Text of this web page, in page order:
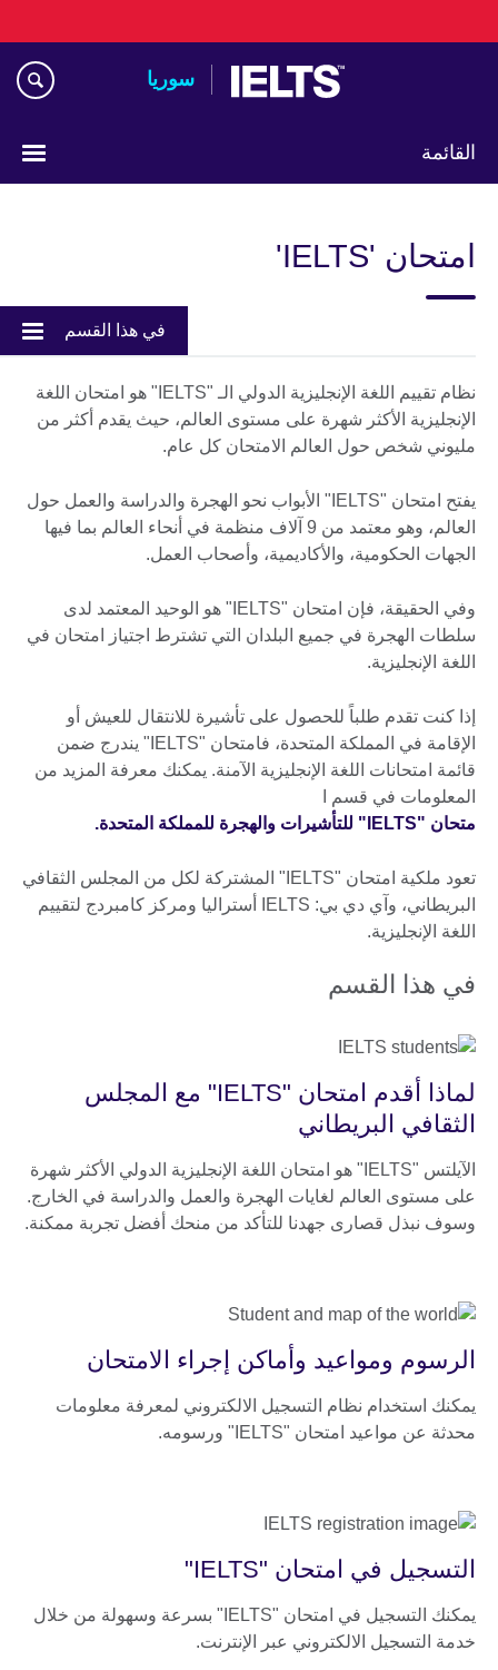
to
سوريا
القائمة
language
امتحان 'IELTS'
في هذا القسم
نظام تقييم اللغة الإنجليزية الدولي الـ "IELTS" هو امتحان اللغة
الإنجليزية الأكثر شهرة على مستوى العالم، حيث يقدم أكثر من
مليوني شخص حول العالم الامتحان كل عام.
يفتح امتحان "IELTS" الأبواب نحو الهجرة والدراسة والعمل حول
العالم، وهو معتمد من 9 آلاف منظمة في أنحاء العالم بما فيها
الجهات الحكومية، والأكاديمية، وأصحاب العمل.
وفي الحقيقة، فإن امتحان "IELTS" هو الوحيد المعتمد لدى
سلطات الهجرة في جميع البلدان التي تشترط اجتياز امتحان في
اللغة الإنجليزية.
إذا كنت تقدم طلباً للحصول على تأشيرة للانتقال للعيش أو
الإقامة في المملكة المتحدة، فامتحان "IELTS" يندرج ضمن
قائمة امتحانات اللغة الإنجليزية الآمنة. يمكنك معرفة المزيد من
المعلومات في قسم ا
متحان "IELTS" للتأشيرات والهجرة للمملكة المتحدة.
تعود ملكية امتحان "IELTS" المشتركة لكل من المجلس الثقافي
البريطاني، وآي دي بي: IELTS أستراليا ومركز كامبردج لتقييم
اللغة الإنجليزية.
في هذا القسم
لماذا أقدم امتحان "IELTS" مع المجلس
الثقافي البريطاني
الآيلتس "IELTS" هو امتحان اللغة الإنجليزية الدولي الأكثر شهرة
على مستوى العالم لغايات الهجرة والعمل والدراسة في الخارج.
وسوف نبذل قصارى جهدنا للتأكد من منحك أفضل تجربة ممكنة.
الرسوم ومواعيد وأماكن إجراء الامتحان
يمكنك استخدام نظام التسجيل الالكتروني لمعرفة معلومات
محدثة عن مواعيد امتحان "IELTS" ورسومه.
التسجيل في امتحان "IELTS"
يمكنك التسجيل في امتحان "IELTS" بسرعة وسهولة من خلال
خدمة التسجيل الالكتروني عبر الإنترنت.